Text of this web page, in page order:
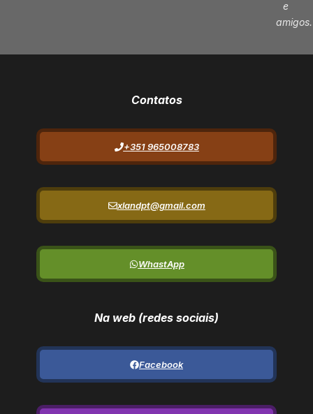
e
amigos.
Contatos
+351 965008783
xlandpt@gmail.com
WhastApp
Na web (redes sociais)
Facebook